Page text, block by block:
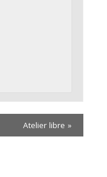
Atelier libre »